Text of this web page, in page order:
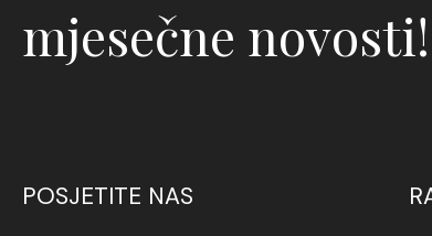
mjesečne novosti!
POSJETITE NAS